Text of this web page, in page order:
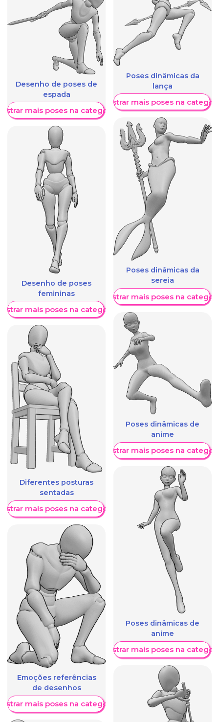
Desenho de poses de
espada
mais poses na categoria
Desenho de poses
femininas
mais poses na categoria
Diferentes posturas
sentadas
mais poses na categoria
Emoções referências
de desenhos
mais poses na categoria
Poses dinâmicas da
lança
Mostrar mais poses na
Poses dinâmicas da
sereia
Mostrar mais poses na
Poses dinâmicas de
anime
Mostrar mais poses na
Poses dinâmicas de
anime
Mostrar mais poses na